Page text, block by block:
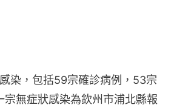
染，包括59宗確診病例，53宗
宗無症狀感染為欽州市浦北縣報